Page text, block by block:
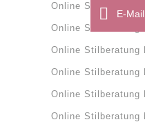
Online Stilberatung
Online Stilberatung
Online Stilberatung
Online Stilberatung
Online Stilberatung
Online Stilberatung
E-